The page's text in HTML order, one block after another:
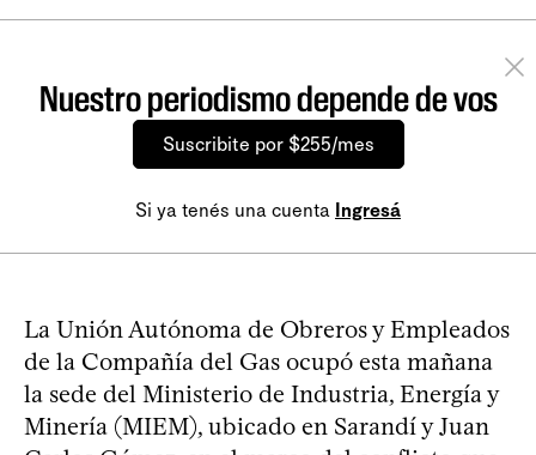
Nuestro periodismo depende de vos
Suscribite por $255/mes
Si ya tenés una cuenta Ingresá
La Unión Autónoma de Obreros y Empleados
de la Compañía del Gas ocupó esta mañana
la sede del Ministerio de Industria, Energía y
Minería (MIEM), ubicado en Sarandí y Juan